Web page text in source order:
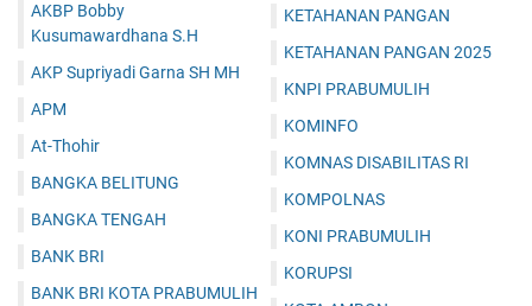
AKBP Bobby
Kusumawardhana S.H
AKP Supriyadi Garna SH MH
APM
At-Thohir
BANGKA BELITUNG
BANGKA TENGAH
BANK BRI
BANK BRI KOTA PRABUMULIH
KETAHANAN PANGAN
KETAHANAN PANGAN 2025
KNPI PRABUMULIH
KOMINFO
KOMNAS DISABILITAS RI
KOMPOLNAS
KONI PRABUMULIH
KORUPSI